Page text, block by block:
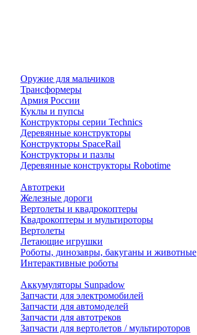
Оружие для мальчиков
Трансформеры
Армия России
Куклы и пупсы
Конструкторы серии Technics
Деревянные конструкторы
Конструкторы SpaceRail
Конструкторы и пазлы
Деревянные конструкторы Robotime
Автотреки
Железные дороги
Вертолеты и квадрокоптеры
Квадрокоптеры и мультироторы
Вертолеты
Летающие игрушки
Роботы, динозавры, бакуганы и животные
Интерактивные роботы
Аккумуляторы Sunpadow
Запчасти для электромобилей
Запчасти для автомоделей
Запчасти для автотреков
Запчасти для вертолетов / мультироторов